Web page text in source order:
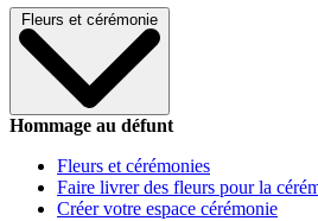
Fleurs et cérémonie
Hommage au défunt
Fleurs et cérémonies
Faire livrer des fleurs pour la
Créer votre espace cérémonie